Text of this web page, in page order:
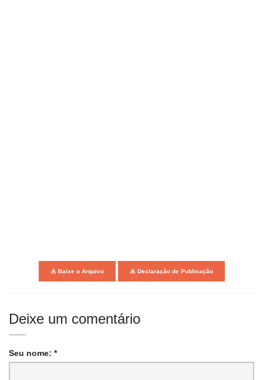
Baixe o Arquivo Declaração de Publicação
Deixe um comentário
Seu nome: *